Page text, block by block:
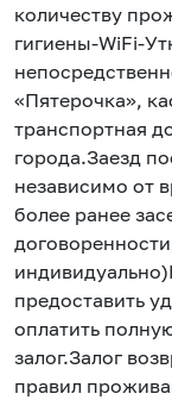
количеству
гигиены-WiFi-
«Пятерочка»,
транспортная
города.Заезд
независимо от
более ранее
предоставить
оплатить
залог.Залог
правил